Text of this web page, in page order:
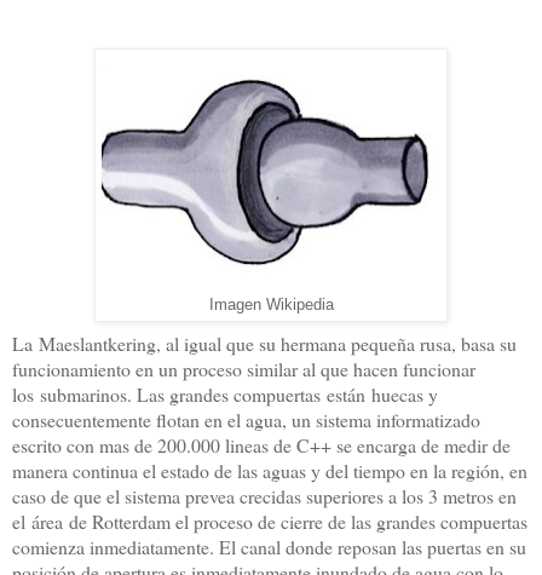
Imagen Wikipedia
La Maeslantkering, al igual que su hermana pequeña rusa, basa su
funcionamiento en un proceso similar al que hacen funcionar
los submarinos. Las grandes compuertas están huecas y
consecuentemente flotan en el agua, un sistema informatizado
escrito con mas de 200.000 lineas de C++ se encarga de medir de
manera continua el estado de las aguas y del tiempo en la región, en
caso de que el sistema prevea crecidas superiores a los 3 metros en
el área de Rotterdam el proceso de cierre de las grandes compuertas
comienza inmediatamente. El canal donde reposan las puertas en su